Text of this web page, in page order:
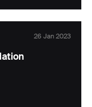
26 Jan 2023